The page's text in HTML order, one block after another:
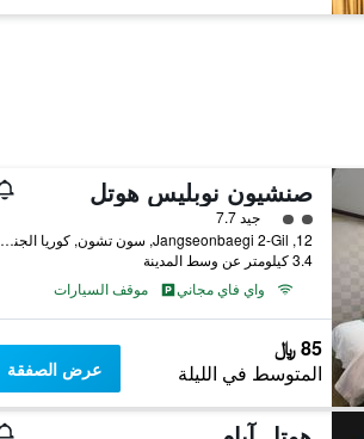
صنشيون نوبليس هوتل
تقييم فئة 2
جيد 7.7
12, Jangseonbaegi 2-Gil, سون تشون, كوريا الجنوبية
3.4 كيلومتر عن وسط المدينة
واي فاي مجاني
موقف السيارات
85 ﷼
المتوسط في الليلة عرض الصفقة